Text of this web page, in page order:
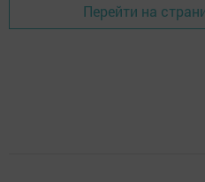
Перейти на